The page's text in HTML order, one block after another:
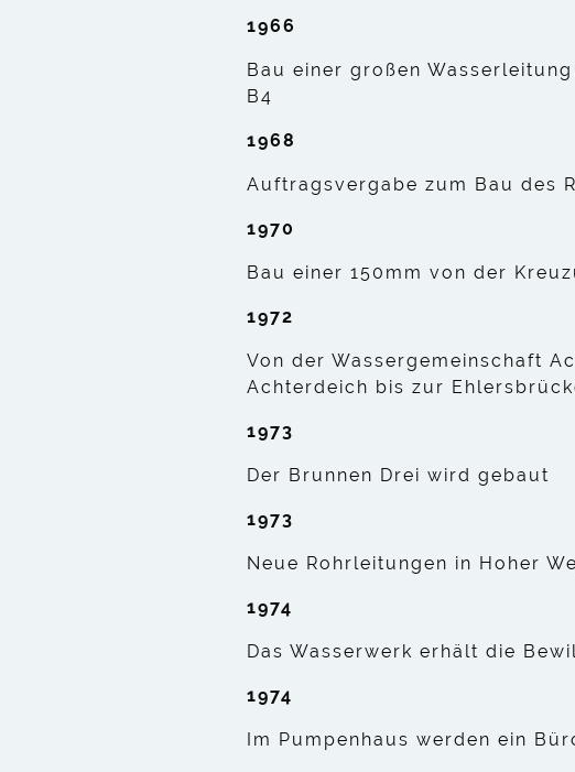
1966
Bau einer großen
B4
1968
Auftragsvergabe zum Bau des
1970
Bau einer 150mm von der
1972
Von der Wassergemeinschaft
Achterdeich bis zur
1973
Der Brunnen Drei wird gebaut
1973
Neue Rohrleitungen in Hoher
1974
Das Wasserwerk erhält die
1974
Im Pumpenhaus werden ein